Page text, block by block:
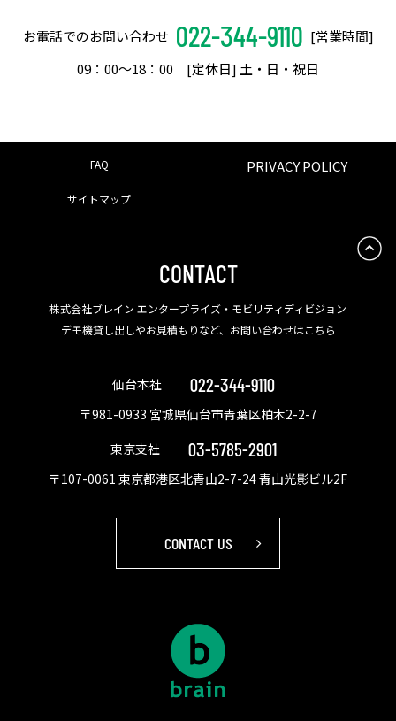
お電話でのお問い合わせ 022-344-9110 [営業時間]
09：00〜18：00 [定休日] 土・日・祝日
FAQ PRIVACY POLICY
サイトマップ
CONTACT
株式会社ブレイン エンタープライズ・モビリティディビジョン
デモ機貸し出しやお見積もりなど、お問い合わせはこちら
仙台本社 022-344-9110
〒981-0933 宮城県仙台市青葉区柏木2-2-7
東京支社
03-5785-2901
〒107-0061 東京都港区北青山2-7-24 青山光影ビル2F
CONTACT US